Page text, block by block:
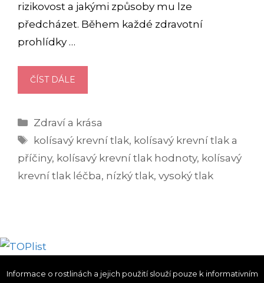
rizikovost a jakými způsoby mu lze
předcházet. Během každé zdravotní
prohlídky …
ČÍST DÁLE
KOLÍSAVÝ
Rubriky
Zdraví a krása
Štítky
kolísavý krevní tlak, kolísavý krevní tlak a
příčiny, kolísavý krevní tlak hodnoty, kolísavý
krevní tlak léčba, nízký tlak, vysoký tlak
Informace o rostlinách a jejich použití slouží pouze k informativním